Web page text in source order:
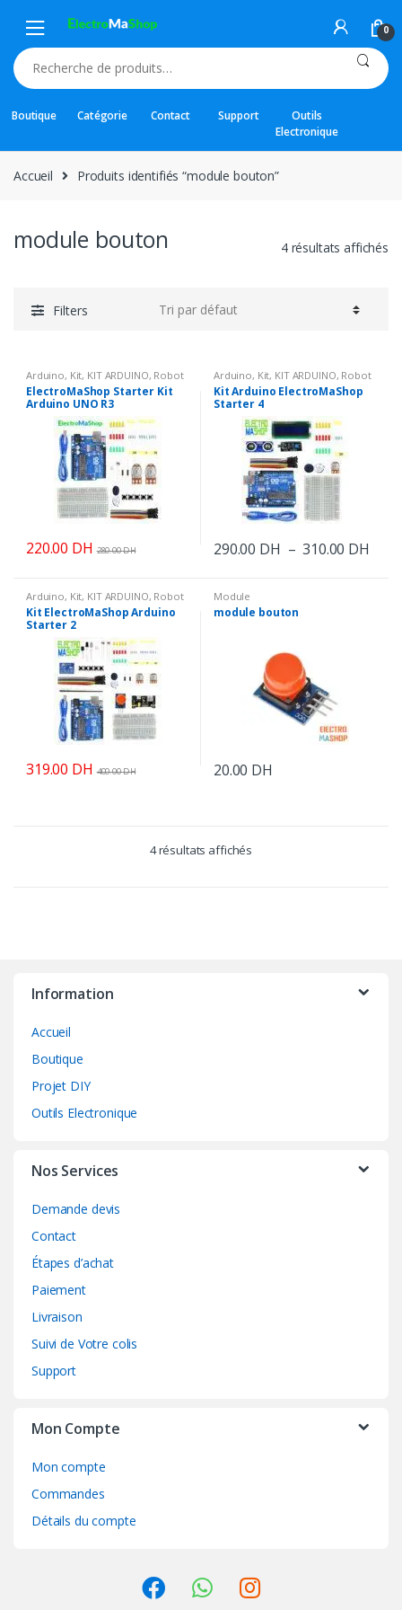
navigation
content
0
Recherche
pour :
Boutique Catégorie Contact Support
Outils
Electronique
Accueil Produits identifiés “module bouton”
module bouton 4 résultats affichés
Filters
Arduino, Kit, KIT ARDUINO, Robot
& KIT
ElectroMaShop Starter Kit
Arduino UNO R3
220.00 DH 280.00DH
Arduino, Kit, KIT ARDUINO, Robot
& KIT
Kit Arduino ElectroMaShop
Starter 4
290.00 DH – 310.00 DH
Ce
a
plusieurs
peuvent
sur
produit
Arduino, Kit, KIT ARDUINO, Robot
& KIT
Kit ElectroMaShop Arduino
Starter 2
319.00 DH 400.00DH
Module
module bouton
20.00 DH
4 résultats affichés
Information
Accueil
Boutique
Projet DIY
Outils Electronique
Nos Services
Demande devis
Contact
Étapes d’achat
Paiement
Livraison
Suivi de Votre colis
Support
Mon Compte
Mon compte
Commandes
Détails du compte